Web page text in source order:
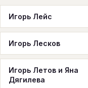
Игорь Лейс
Игорь Лесков
Игорь Летов и Яна
Дягилева